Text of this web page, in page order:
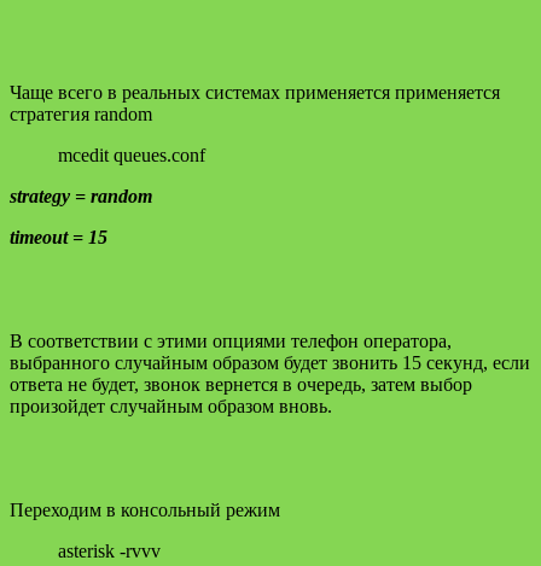
Чаще всего в реальных системах применяется применяется
стратегия random
mcedit queues.conf
strategy = random
timeout = 15
В соответствии с этими опциями телефон оператора,
выбранного случайным образом будет звонить 15 секунд, если
ответа не будет, звонок вернется в очередь, затем выбор
произойдет случайным образом вновь.
Переходим в консольный режим
asterisk -rvvv